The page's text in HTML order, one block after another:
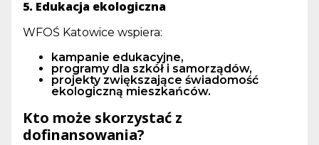
5. Edukacja ekologiczna
WFOŚ Katowice wspiera:
kampanie edukacyjne,
programy dla szkół i samorządów,
projekty zwiększające świadomość
ekologiczną mieszkańców.
Kto może skorzystać z
dofinansowania?